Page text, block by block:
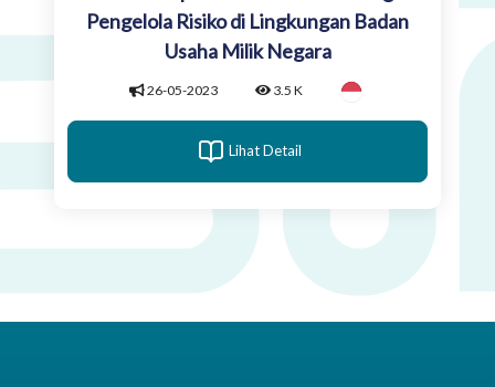
Pengelola Risiko di Lingkungan Badan
Usaha Milik Negara
26-05-2023 3.5 K
Lihat Detail